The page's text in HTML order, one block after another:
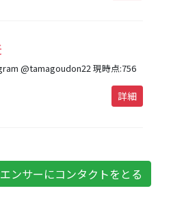
@tamagoudon22 現時点:756
詳細